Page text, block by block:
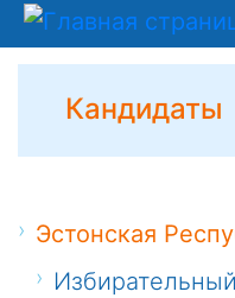
Кандидаты
Эстонская